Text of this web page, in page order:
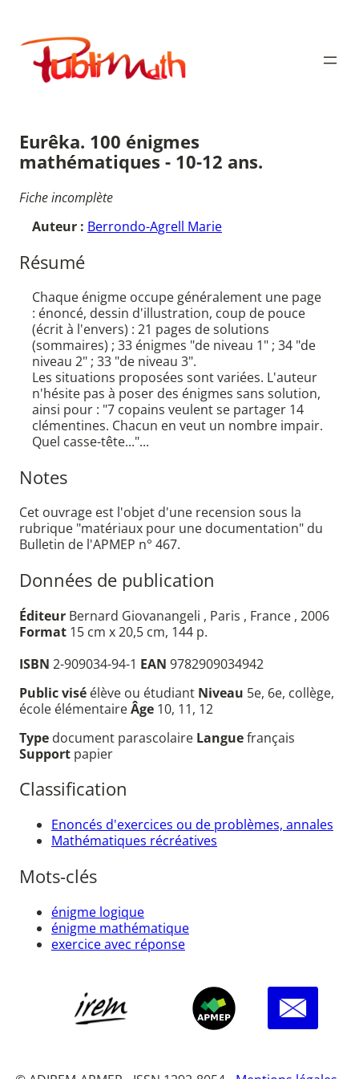
contenu
Publimath
Eurêka. 100 énigmes
mathématiques - 10-12 ans.
Fiche incomplète
Auteur : Berrondo-Agrell Marie
Résumé
Chaque énigme occupe généralement une page
: énoncé, dessin d'illustration, coup de pouce
(écrit à l'envers) : 21 pages de solutions
(sommaires) ; 33 énigmes "de niveau 1" ; 34 "de
niveau 2" ; 33 "de niveau 3".
Les situations proposées sont variées. L'auteur
n'hésite pas à poser des énigmes sans solution,
ainsi pour : "7 copains veulent se partager 14
clémentines. Chacun en veut un nombre impair.
Quel casse-tête..."...
Notes
Cet ouvrage est l'objet d'une recension sous la
rubrique "matériaux pour une documentation" du
Bulletin de l'APMEP n° 467.
Données de publication
Éditeur Bernard Giovanangeli , Paris , France , 2006
Format 15 cm x 20,5 cm, 144 p.
ISBN 2-909034-94-1 EAN 9782909034942
Public visé élève ou étudiant Niveau 5e, 6e, collège,
école élémentaireÂge 10, 11, 12
Type document parascolaire Languefrançais
Support papier
Classification
Enoncés d'exercices ou de problèmes, annales
Mathématiques récréatives
Mots-clés
énigme logique
énigme mathématique
exercice avec réponse